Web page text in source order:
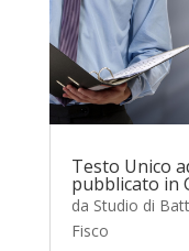
Testo Unico
pubblicato in
da Studio di
Fisco